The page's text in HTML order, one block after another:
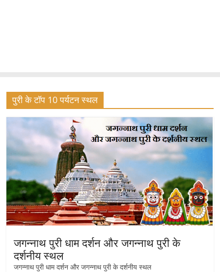
पुरी के टॉप 10 पर्यटन स्थल
जगन्नाथ पुरी धाम दर्शन और जगन्नाथ पुरी के
दर्शनीय स्थल
जगन्नाथ पुरी धाम दर्शन और जगन्नाथ पुरी के दर्शनीय स्थल